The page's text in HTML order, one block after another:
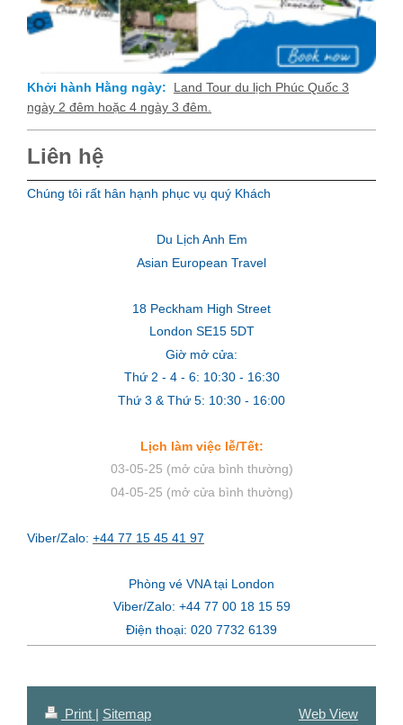
Khởi hành Hằng ngày:
Land Tour du lịch Phúc Quốc 3
ngày 2 đêm hoặc 4 ngày 3 đêm.
Liên hệ
Chúng tôi rất hân hạnh phục vụ quý Khách
Du Lịch Anh Em
Asian European Travel
18 Peckham High Street
London SE15 5DT
Giờ mở cửa:
Thứ 2 - 4 - 6: 10:30 - 16:30
Thứ 3 & Thứ 5: 10:30 - 16:00
Lịch làm việc lễ/Tết:
03-05-25 (mở cửa bình thường)
04-05-25 (mở cửa bình thường)
Viber/Zalo: +44 77 15 45 41 97
Phòng vé VNA tại London
Viber/Zalo: +44 77 00 18 15 59
Điện thoại: 020 7732 6139
Print | Sitemap Web View